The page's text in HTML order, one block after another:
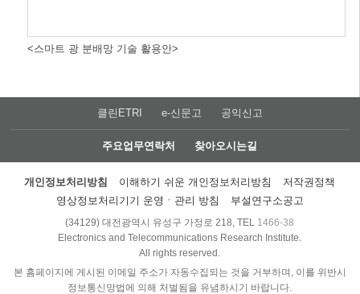
<스마트 광 분배망 기술 활용안>
클린ETRI e-신문고 공익신고
주요업무연락처 찾아오시는길
개인정보처리방침 이해하기 쉬운 개인정보처리방침
저작권정책
영상정보처리기기 운영ㆍ관리 방침
부설연구소공고
(34129) 대전광역시 유성구 가정로 218, TEL 1466-38
Electronics and Telecommunications Research Institute.
All rights reserved.
본 홈페이지에 게시된 이메일 주소가 자동수집되는 것을 거부하며, 이를 위반시
정보통신망법에 의해 처벌됨을 유념하시기 바랍니다.